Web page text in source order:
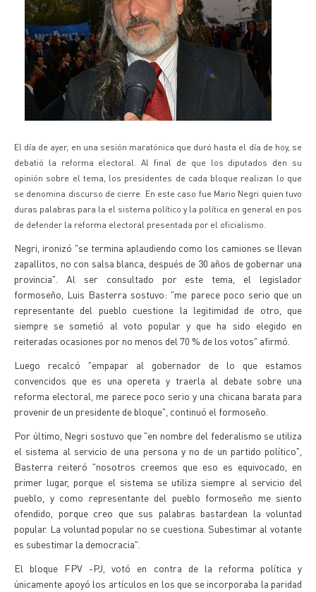
El día de ayer, en una sesión maratónica que duró hasta el día de hoy, se
debatió la reforma electoral. Al final de que los diputados den su
opinión sobre el tema, los presidentes de cada bloque realizan lo que
se denomina discurso de cierre. En este caso fue Mario Negri quien tuvo
duras palabras para la el sistema político y la política en general en pos
de defender la reforma electoral presentada por el oficialismo.
Negri, ironizó "se termina aplaudiendo como los camiones se llevan
zapallitos, no con salsa blanca, después de 30 años de gobernar una
provincia". Al ser consultado por este tema, el legislador
formoseño, Luis Basterra sostuvo: "me parece poco serio que un
representante del pueblo cuestione la legitimidad de otro, que
siempre se sometió al voto popular y que ha sido elegido en
reiteradas ocasiones por no menos del 70 % de los votos" afirmó.
Luego recalcó "empapar al gobernador de lo que estamos
convencidos que es una opereta y traerla al debate sobre una
reforma electoral, me parece poco serio y una chicana barata para
provenir de un presidente de bloque", continuó el formoseño.
Por último, Negri sostuvo que "en nombre del federalismo se utiliza
el sistema al servicio de una persona y no de un partido político",
Basterra reiteró "nosotros creemos que eso es equivocado, en
primer lugar, porque el sistema se utiliza siempre al servicio del
pueblo, y como representante del pueblo formoseño me siento
ofendido, porque creo que sus palabras bastardean la voluntad
popular. La voluntad popular no se cuestiona. Subestimar al votante
es subestimar la democracia".
El bloque FPV -PJ, votó en contra de la reforma política y
únicamente apoyó los artículos en los que se incorporaba la paridad